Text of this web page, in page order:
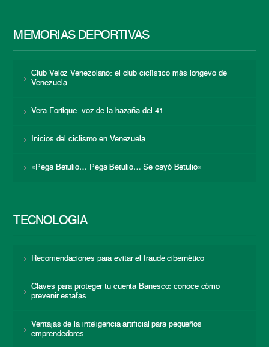
MEMORIAS DEPORTIVAS
Club Veloz Venezolano: el club ciclístico más longevo de
Venezuela
Vera Fortique: voz de la hazaña del 41
Inicios del ciclismo en Venezuela
«Pega Betulio… Pega Betulio… Se cayó Betulio»
TECNOLOGÍA
Recomendaciones para evitar el fraude cibernético
Claves para proteger tu cuenta Banesco: conoce cómo
prevenir estafas
Ventajas de la inteligencia artificial para pequeños
emprendedores